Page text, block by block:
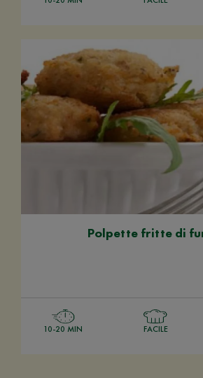
Polpette fritte di
10-20 MIN FACILE